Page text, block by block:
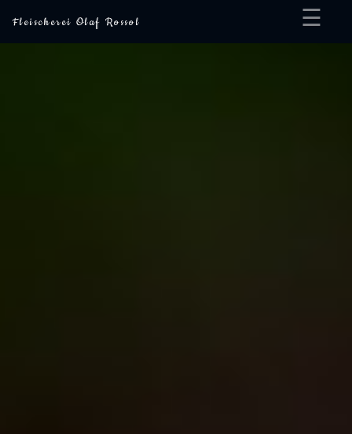
Fleischerei Olaf Rossol ☰